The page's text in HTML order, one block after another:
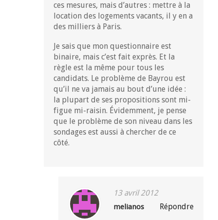
ces mesures, mais d’autres : mettre à la
location des logements vacants, il y en a
des milliers à Paris.
Je sais que mon questionnaire est
binaire, mais c’est fait exprès. Et la
règle est la même pour tous les
candidats. Le problème de Bayrou est
qu’il ne va jamais au bout d’une idée :
la plupart de ses propositions sont mi-
figue mi-raisin. Évidemment, je pense
que le problème de son niveau dans les
sondages est aussi à chercher de ce
côté.
13 avril 2012
melianos Répondre